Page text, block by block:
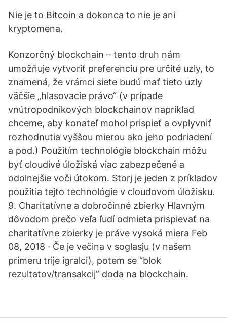
Nie je to Bitcoin a dokonca to nie je ani
kryptomena.
Konzorčný blockchain – tento druh nám
umožňuje vytvoriť preferenciu pre určité uzly, to
znamená, že vrámci siete budú mať tieto uzly
väčšie „hlasovacie právo“ (v prípade
vnútropodnikových blockchainov napríklad
chceme, aby konateľ mohol prispieť a ovplyvniť
rozhodnutia vyššou mierou ako jeho podriadení
a pod.) Použitím technológie blockchain môžu
byť cloudivé úložiská viac zabezpečené a
odolnejšie voči útokom. Storj je jeden z príkladov
použitia tejto technológie v cloudovom úložisku.
9. Charitatívne a dobročinné zbierky Hlavným
dôvodom prečo veľa ľudí odmieta prispievať na
charitatívne zbierky je práve vysoká miera Feb
08, 2018 · Če je večina v soglasju (v našem
primeru trije igralci), potem se “blok
rezultatov/transakcij” doda na blockchain.